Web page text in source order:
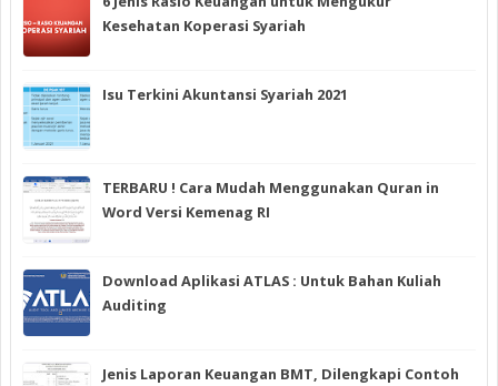
Kesehatan Koperasi Syariah
Isu Terkini Akuntansi Syariah 2021
TERBARU ! Cara Mudah Menggunakan Quran in
Word Versi Kemenag RI
Download Aplikasi ATLAS : Untuk Bahan Kuliah
Auditing
Jenis Laporan Keuangan BMT, Dilengkapi Contoh